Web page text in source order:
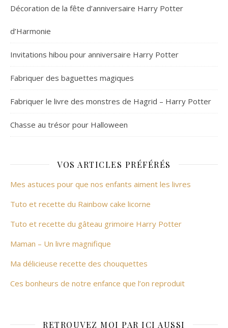
Décoration de la fête d’anniversaire Harry Potter
d’Harmonie
Invitations hibou pour anniversaire Harry Potter
Fabriquer des baguettes magiques
Fabriquer le livre des monstres de Hagrid – Harry Potter
Chasse au trésor pour Halloween
VOS ARTICLES PRÉFÉRÉS
Mes astuces pour que nos enfants aiment les livres
Tuto et recette du Rainbow cake licorne
Tuto et recette du gâteau grimoire Harry Potter
Maman – Un livre magnifique
Ma délicieuse recette des chouquettes
Ces bonheurs de notre enfance que l’on reproduit
RETROUVEZ MOI PAR ICI AUSSI